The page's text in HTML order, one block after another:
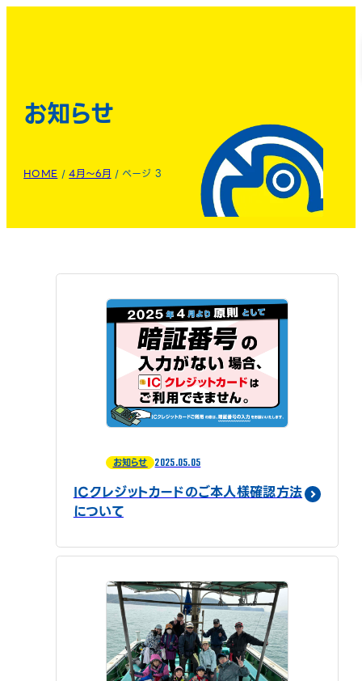
お知らせ
HOME /4月～6月 / ページ 3
お知らせ 2025.05.05
ICクレジットカードのご本人様確認方法
について